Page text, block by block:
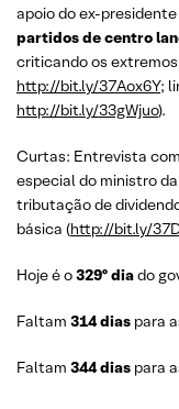
apoio do ex-presidente
partidos de centro
criticando os
http://bit.ly/37Aox6Y;
http://bit.ly/33gWjuo).
Curtas: Entrevista
especial do ministro
tributação de
básica (http://bit.ly/
Hoje é o329º diado
Faltam 314 dias para
Faltam 344 dias para